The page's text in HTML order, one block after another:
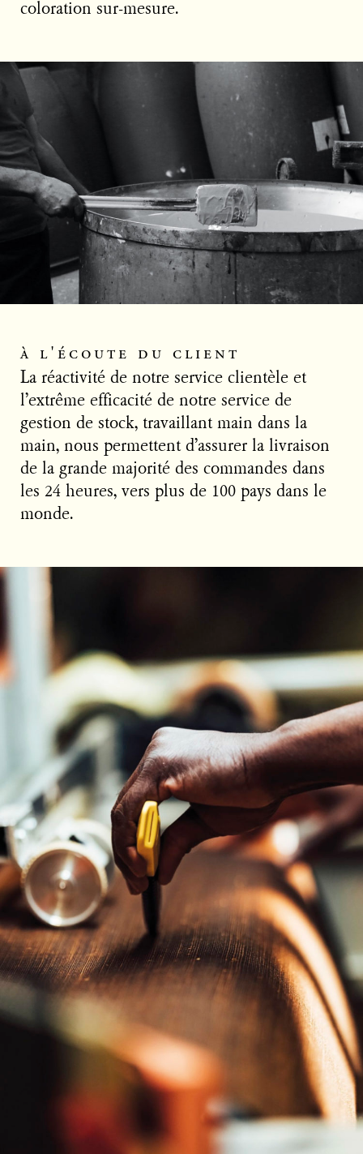
coloration sur-mesure.
à l'écoute du client
La réactivité de notre service clientèle et
l’extrême efficacité de notre service de
gestion de stock, travaillant main dans la
main, nous permettent d’assurer la livraison
de la grande majorité des commandes dans
les 24 heures, vers plus de 100 pays dans le
monde.